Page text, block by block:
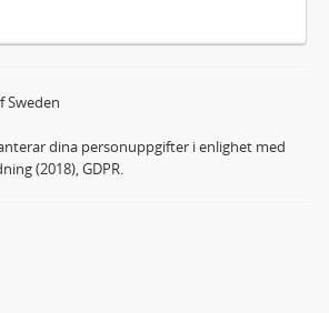
Sweden
dina personuppgifter i enlighet med
(2018), GDPR.